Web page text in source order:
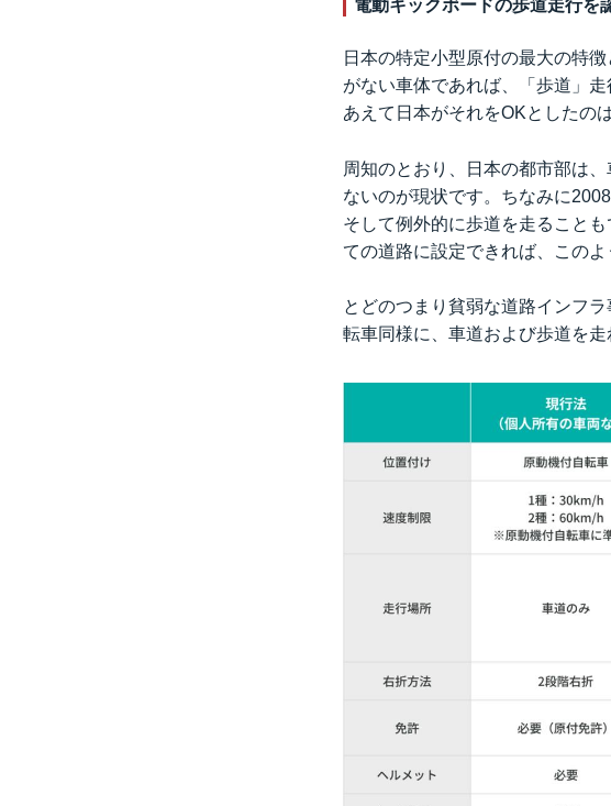
電動キックボードの歩道走行を
日本の特定小型原付の最大の特
がない車体であれば、「歩道」
あえて日本がそれをOKとしたの
周知のとおり、日本の都市部は
ないのが現状です。ちなみに
そして例外的に歩道を走ること
ての道路に設定できれば、この
とどのつまり貧弱な道路インフ
転車同様に、車道および歩道を